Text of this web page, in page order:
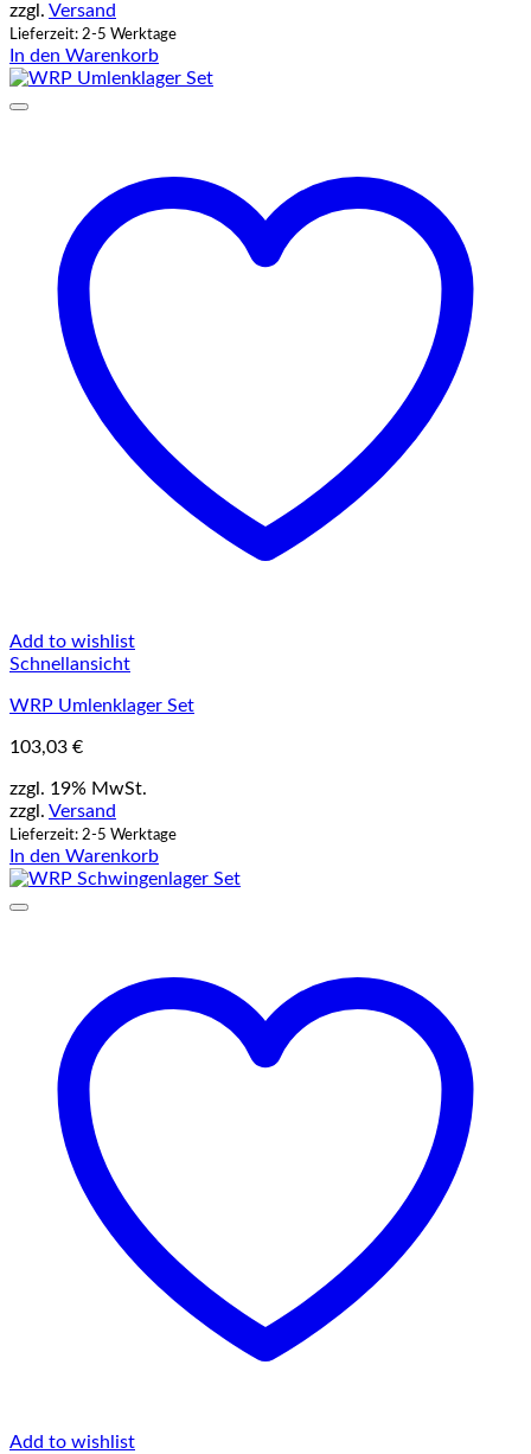
zzgl. Versand
Lieferzeit: 2-5 Werktage
In den Warenkorb
Add to wishlist
Schnellansicht
WRP Umlenklager Set
103,03 €
zzgl. 19% MwSt.
zzgl. Versand
Lieferzeit: 2-5 Werktage
In den Warenkorb
Add to wishlist